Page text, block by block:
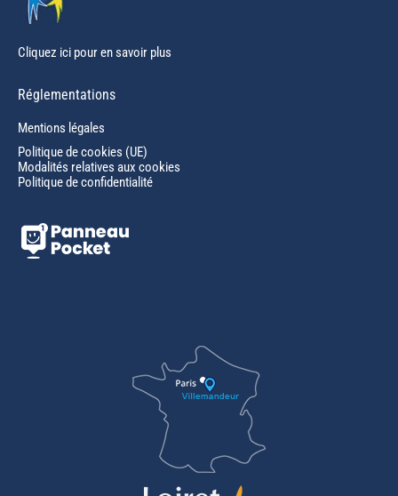
Cliquez ici pour en savoir plus
Réglementations
Mentions légales
Politique de cookies (UE)
Modalités relatives aux cookies
Politique de confidentialité